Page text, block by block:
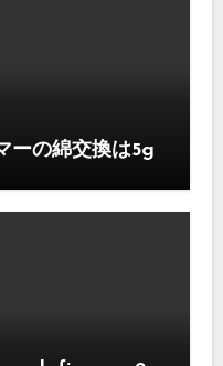
ーの綿交換は5g